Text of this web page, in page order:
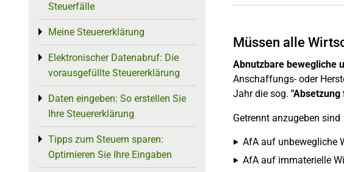
Müssen alle
Abnutzbare bewegliche
Anschaffungs- oder
Jahr die sog.
Getrennt anzugeben sind
AfA auf unbewegliche
AfA auf immaterielle
Steuerfälle
Meine Steuererklärung
Toggle menu
Elektronischer Datenabruf: Die
vorausgefüllte Steuererklärung
Toggle menu
Daten eingeben: So erstellen Sie
Ihre Steuererklärung
Toggle menu
Tipps zum Steuern sparen:
Optimieren Sie Ihre Eingaben
Toggle menu